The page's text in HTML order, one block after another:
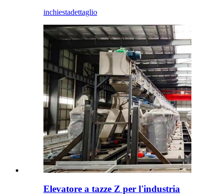
inchiestadettaglio
Elevatore a tazze Z per l'industria